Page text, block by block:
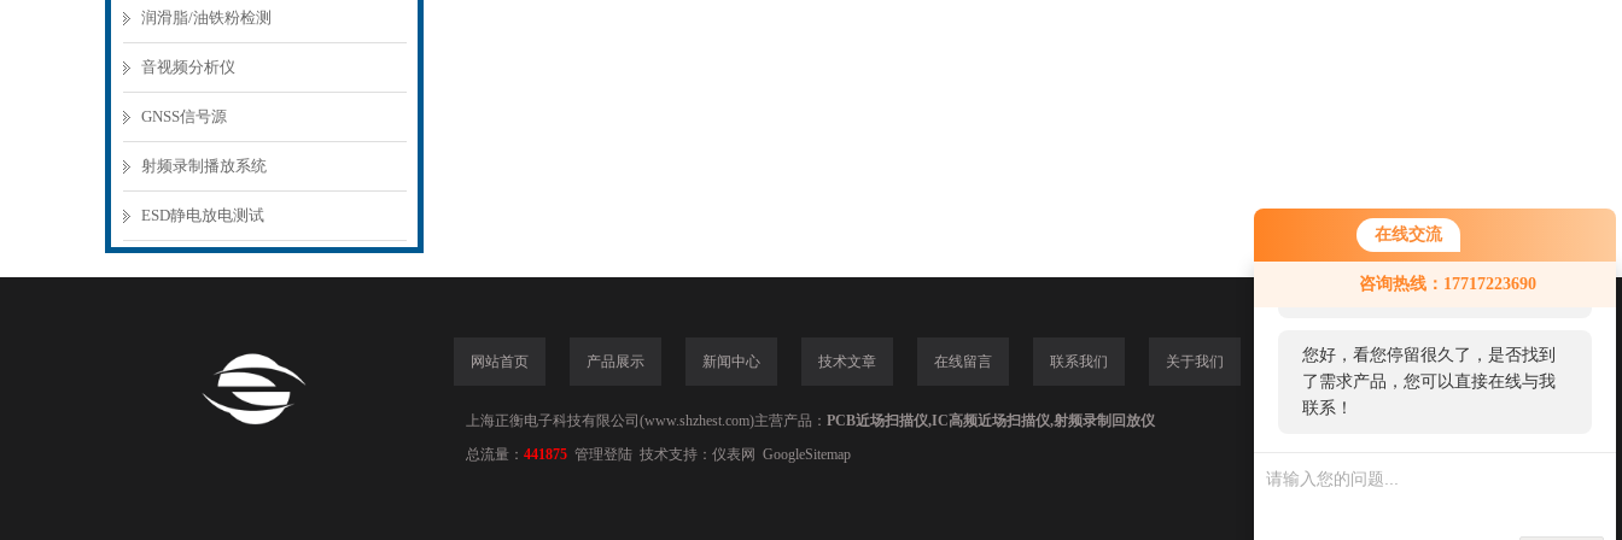
在线交流
咨询热线：17717223690
您好！欢迎前来咨询，很高兴为您
服务，请问您要咨询什么问题呢？
您好，看您停留很久了，是否找到
了需求产品，您可以直接在线与我
联系！
润滑脂/油铁粉检测
音视频分析仪
GNSS信号源
射频录制播放系统
ESD静电放电测试
网站首页 产品展示 新闻中心 技术文章 在线留言 联系我们 关于我们
上海正衡电子科技有限公司(www.shzhest.com)主营产品： PCB近场扫描仪,IC高频近场扫描仪,射频录制回放仪
总流量： 441875 管理登陆 技术支持： 仪表网 GoogleSitemap